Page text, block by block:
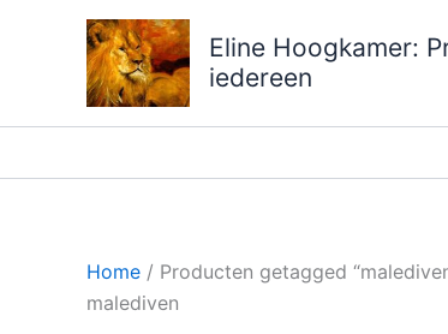
Eline Hoogkamer:
iedereen
Home / Producten getagged
malediven